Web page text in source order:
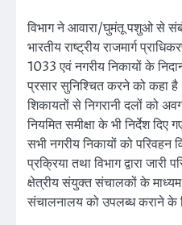
विभाग ने आवारा/घुमंतू पशुओ से
भारतीय राष्ट्रीय राजमार्ग
1033 एवं नगरीय निकायों के
प्रसार सुनिश्चित करने को कहा
शिकायतों से निगरानी दलों को
नियमित समीक्षा के भी निर्देश
सभी नगरीय निकायों को परिवहन
प्रक्रिया तथा विभाग द्वारा
क्षेत्रीय संयुक्त संचालकों के
संचालनालय को उपलब्ध कराने के